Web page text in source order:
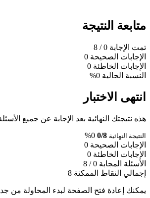
متابعة النتيجة
تمت الإجابة 0
/ 8
الإجابات الصحيحة 0
الإجابات الخاطئة 0
النسبة الحالية 0%
انتهى الاختبار
هذه نتيجتك النهائية بعد الإجابة عن جميع
النتيجة النهائية 0/8
0%
الإجابات الصحيحة 0
الإجابات الخاطئة 0
الأسئلة المجابة 0 / 8
إجمالي النقاط الممكنة 8
يمكنك إعادة فتح الصفحة لبدء المحاولة من